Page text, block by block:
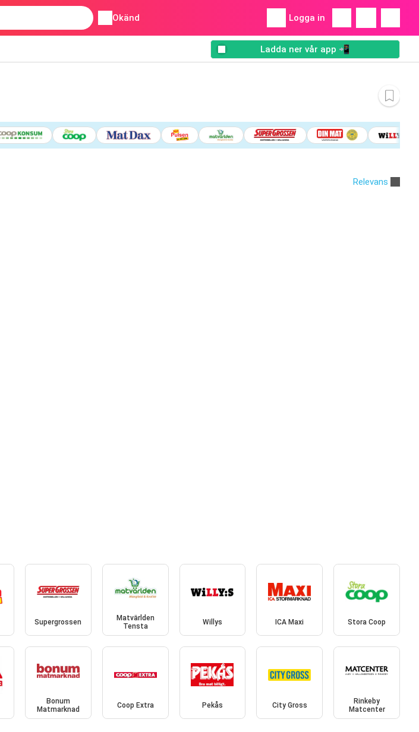
Okänd Logga in
Ladda ner vår app 📲
Relevans
Supergrossen
Matvärlden
Tensta
Willys ICA Maxi Stora Coop
Bonum
Matmarknad
Coop Extra Pekås City Gross
Rinkeby
Matcenter